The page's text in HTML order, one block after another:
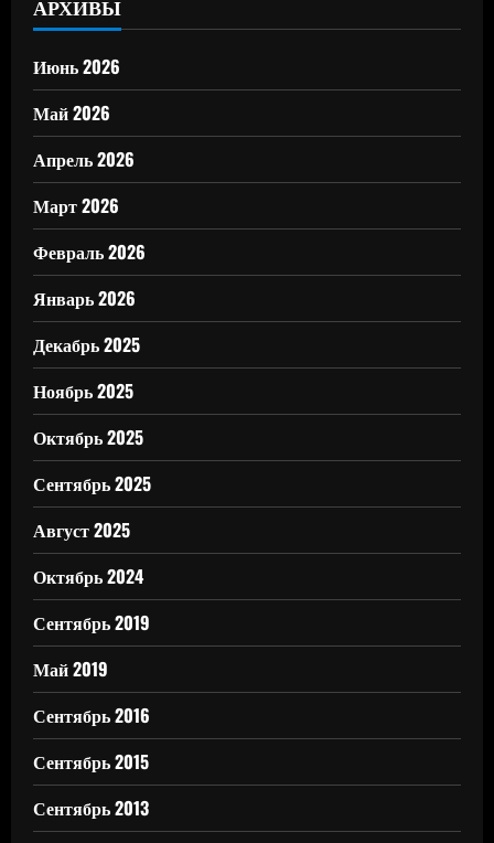
АРХИВЫ
Июнь 2026
Май 2026
Апрель 2026
Март 2026
Февраль 2026
Январь 2026
Декабрь 2025
Ноябрь 2025
Октябрь 2025
Сентябрь 2025
Август 2025
Октябрь 2024
Сентябрь 2019
Май 2019
Сентябрь 2016
Сентябрь 2015
Сентябрь 2013